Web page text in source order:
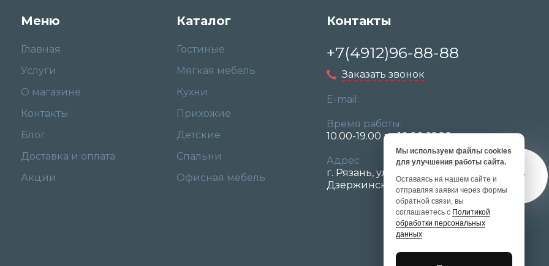
Меню
Главная
Услуги
О магазине
Контакты
Блог
Доставка и оплата
Акции
Каталог
Гостиные
Мягкая мебель
Кухни
Прихожие
Детские
Спальни
Офисная мебель
Контакты
+7(4912)96-88-88
Заказать звонок
E-mail:
Время работы:
10.00-19.00 вс 10.00-16.00
Адрес
г. Рязань, ул.
Дзержинского д. 68/70
Мы используем файлы cookies
для улучшения работы сайта.
Оставаясь на нашем сайте и
отправляя заявки через формы
обратной связи, вы
соглашаетесь с Политикой
обработки персональных
данных